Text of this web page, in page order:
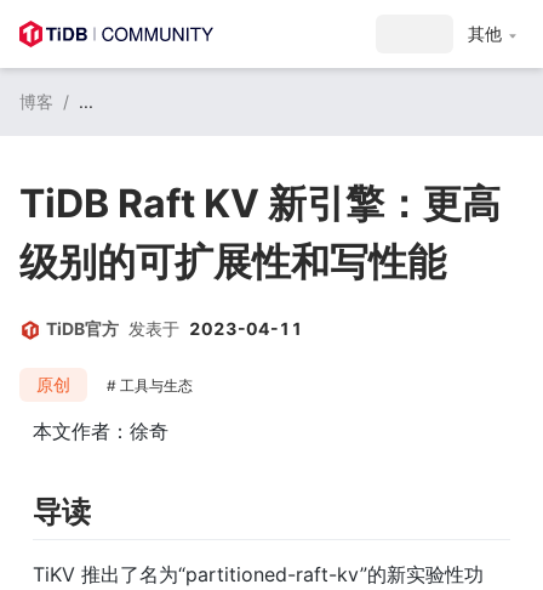
其他
博客 / ...
TiDB Raft KV 新引擎：更高
级别的可扩展性和写性能
TiDB官方 发表于 2023-04-11
原创 工具与生态
本文作者：徐奇
导读
TiKV 推出了名为“partitioned-raft-kv”的新实验性功